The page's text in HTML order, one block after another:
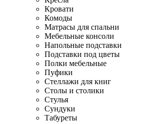
Кровати
Комоды
Матрасы для спальни
Мебельные консоли
Напольные подставки
Подставки под цветы
Полки мебельные
Пуфики
Стеллажи для книг
Столы и столики
Стулья
Сундуки
Табуреты